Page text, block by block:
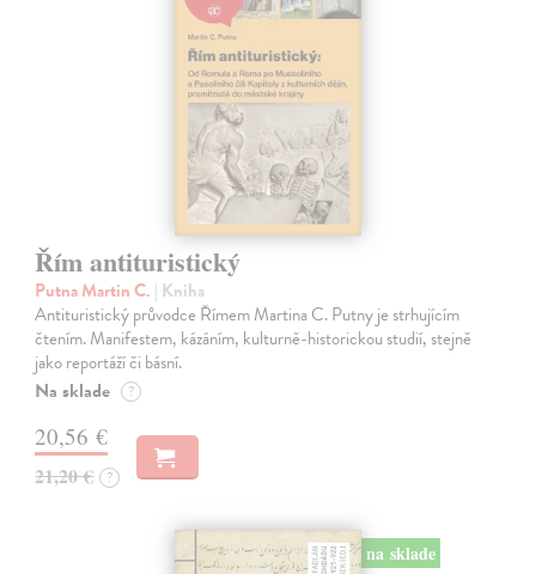
Řím antituristický
Putna Martin C. | Kniha
Antituristický průvodce Římem Martina C. Putny je strhujícím
čtením. Manifestem, kázáním, kulturně-historickou studií, stejně
jako reportáží či básní.
Na sklade ?
20,56 €
21,20 € ?
na sklade